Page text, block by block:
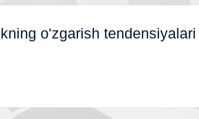
o'zgarish tendensiyalari